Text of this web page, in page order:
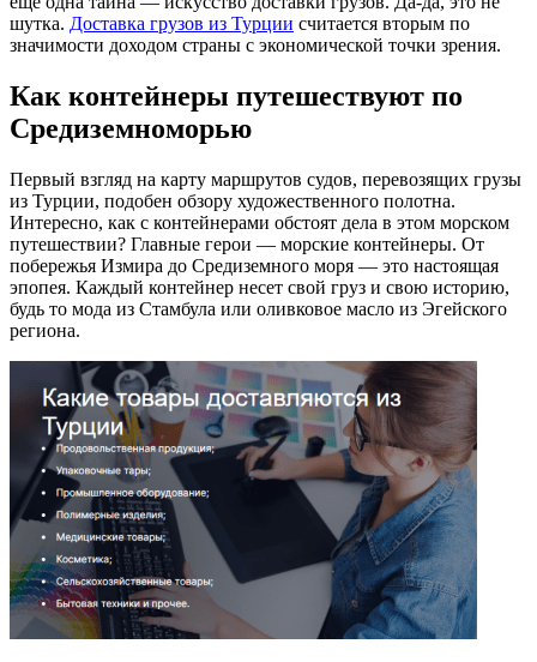
шутка. Доставка грузов из Турции считается вторым по
значимости доходом страны с экономической точки зрения.
Как контейнеры путешествуют по
Средиземноморью
Первый взгляд на карту маршрутов судов, перевозящих грузы
из Турции, подобен обзору художественного полотна.
Интересно, как с контейнерами обстоят дела в этом морском
путешествии? Главные герои — морские контейнеры. От
побережья Измира до Средиземного моря — это настоящая
эпопея. Каждый контейнер несет свой груз и свою историю,
будь то мода из Стамбула или оливковое масло из Эгейского
региона.